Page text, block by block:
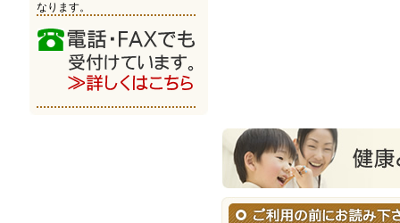
なります。